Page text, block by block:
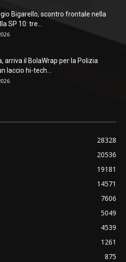
Bigarello, scontro frontale nella
SP 10: tre...
arriva il BolaWrap per la Polizia
laccio hi-tech...
28328
20536
19181
14571
7606
5049
4539
1261
875